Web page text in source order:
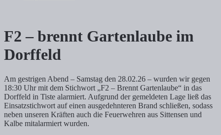
F2 – brennt Gartenlaube im
Dorffeld
Am gestrigen Abend – Samstag den 28.02.26 – wurden wir gegen
18:30 Uhr mit dem Stichwort „F2 – Brennt Gartenlaube“ in das
Dorffeld in Tiste alarmiert. Aufgrund der gemeldeten Lage ließ das
Einsatzstichwort auf einen ausgedehnteren Brand schließen, sodass
neben unseren Kräften auch die Feuerwehren aus Sittensen und
Kalbe mitalarmiert wurden.